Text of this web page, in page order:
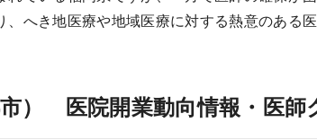
へき地医療や地域医療に対する熱意のある
） 医院開業動向情報・医師